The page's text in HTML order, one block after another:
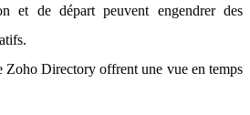
et de départ peuvent engendrer des
Zoho Directory offrent une vue en temps